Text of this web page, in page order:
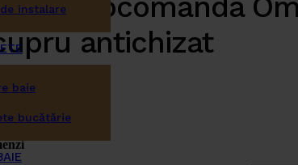
instalare
baie
bucătărie
antichizat